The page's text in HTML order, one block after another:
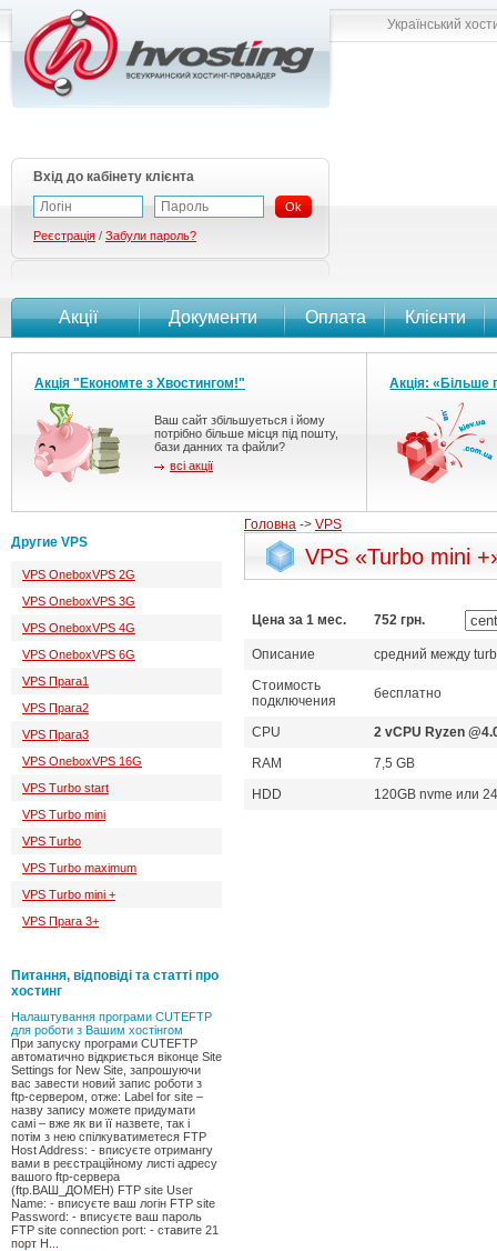
Головна -> VPS
VPS «Turbo mini
Цена за 1 мес. 752 грн.
Описание
средний между
Стоимость
подключения
бесплатно
CPU
2 vCPU Ryzen
RAM
7,5 GB
HDD
120GB nvme или
Акції Документи Оплата Клієнти
Український
Вхід до кабінету клієнта
Ok
Реєстрація / Забули пароль?
Акція "Економте з Хвостингом!"
Ваш сайт збільшуеться і йому
потрібно більше місця під пошту,
бази данних та файли?
всі акції
Акція: «Більше
Другие VPS
VPS OneboxVPS 2G
VPS OneboxVPS 3G
VPS OneboxVPS 4G
VPS OneboxVPS 6G
VPS Прага1
VPS Прага2
VPS Прага3
VPS OneboxVPS 16G
VPS Turbo start
VPS Turbo mini
VPS Turbo
VPS Turbo maximum
VPS Turbo mini +
VPS Прага 3+
Питання, відповіді та статті про
хостинг
Налаштування програми CUTEFTP
для роботи з Вашим хостінгом
При запуску програми CUTEFTP
автоматично відкриється віконце Site
Settings for New Site, запрошуючи
вас завести новий запис роботи з
ftp-сервером, отже: Label for site –
назву запису можете придумати
самі – вже як ви її назвете, так і
потім з нею спілкуватиметеся FTP
Host Address: - вписуєте отриманrу
вами в реєстраційному листі адресу
вашого ftp-сервера
(ftp.ВАШ_ДОМЕН) FTP site User
Name: - вписуєте ваш логін FTP site
Password: - вписуєте ваш пароль
FTP site connection port: - ставите 21
порт Н...